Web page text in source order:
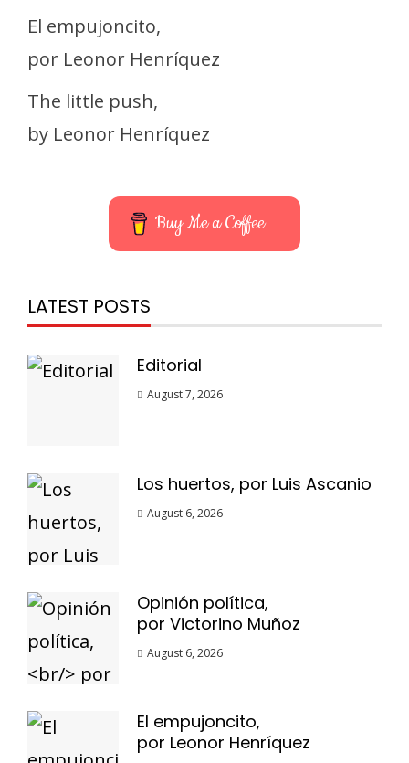
El empujoncito,
por Leonor Henríquez
The little push,
by Leonor Henríquez
Buy Me a Coffee
LATEST POSTS
Editorial
August 7, 2026
Los huertos, por Luis Ascanio
August 6, 2026
Opinión política,
por Victorino Muñoz
August 6, 2026
El empujoncito,
por Leonor Henríquez